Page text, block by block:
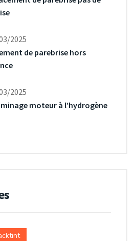
2025
de parebrise hors
2025
moteur à l’hydrogène